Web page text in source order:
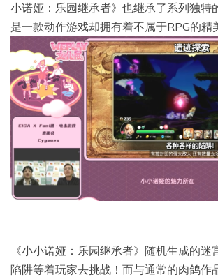
小诺娅：乐园继承者》也继承了系列独特
是一款动作游戏却拥有着不属于RPG的精
《小小诺娅：乐园继承者》随机生成的迷
陷阱等着玩家去挑战！而与通常的肉鸽作